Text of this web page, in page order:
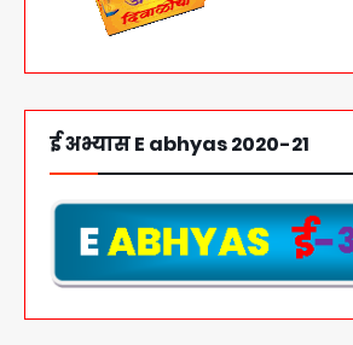
ई अभ्यास E abhyas 2020-21